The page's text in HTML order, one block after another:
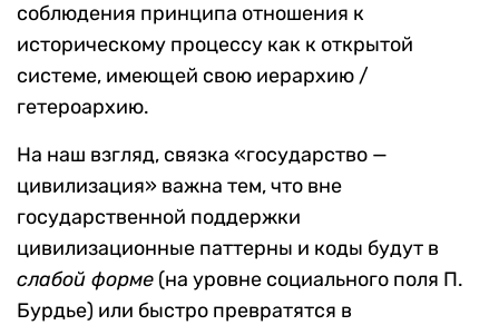
соблюдения принципа отношения к
историческому процессу как к открытой
системе, имеющей свою иерархию /
гетероархию.
На наш взгляд, связка «государство —
цивилизация» важна тем, что вне
государственной поддержки
цивилизационные паттерны и коды будут в
слабой форме (на уровне социального поля П.
Бурдье) или быстро превратятся в